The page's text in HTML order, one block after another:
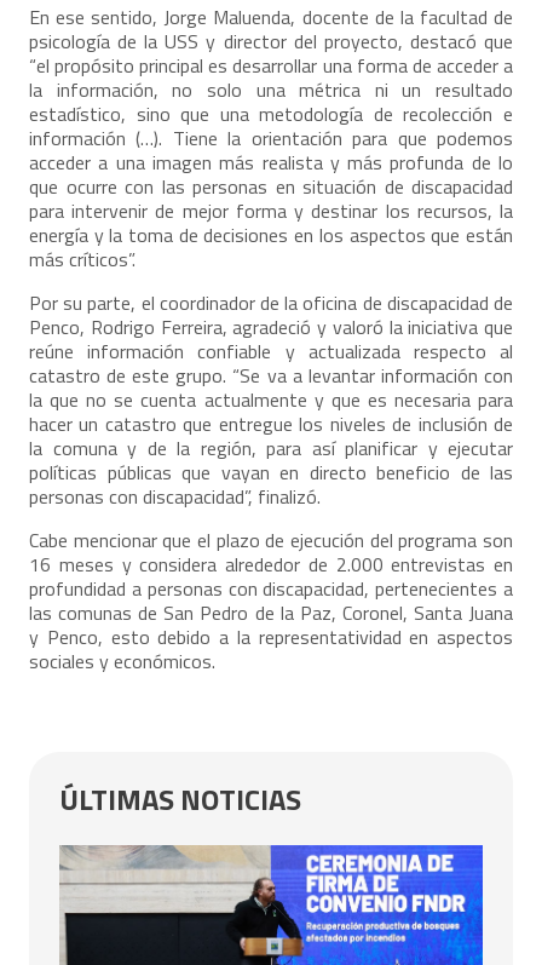
En ese sentido, Jorge Maluenda, docente de la facultad de
psicología de la USS y director del proyecto, destacó que
“el propósito principal es desarrollar una forma de acceder a
la información, no solo una métrica ni un resultado
estadístico, sino que una metodología de recolección e
información (…). Tiene la orientación para que podemos
acceder a una imagen más realista y más profunda de lo
que ocurre con las personas en situación de discapacidad
para intervenir de mejor forma y destinar los recursos, la
energía y la toma de decisiones en los aspectos que están
más críticos”.
Por su parte, el coordinador de la oficina de discapacidad de
Penco, Rodrigo Ferreira, agradeció y valoró la iniciativa que
reúne información confiable y actualizada respecto al
catastro de este grupo. “Se va a levantar información con
la que no se cuenta actualmente y que es necesaria para
hacer un catastro que entregue los niveles de inclusión de
la comuna y de la región, para así planificar y ejecutar
políticas públicas que vayan en directo beneficio de las
personas con discapacidad”, finalizó.
Cabe mencionar que el plazo de ejecución del programa son
16 meses y considera alrededor de 2.000 entrevistas en
profundidad a personas con discapacidad, pertenecientes a
las comunas de San Pedro de la Paz, Coronel, Santa Juana
y Penco, esto debido a la representatividad en aspectos
sociales y económicos.
ÚLTIMAS NOTICIAS